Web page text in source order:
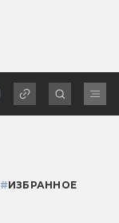
#ИЗБРАННОЕ